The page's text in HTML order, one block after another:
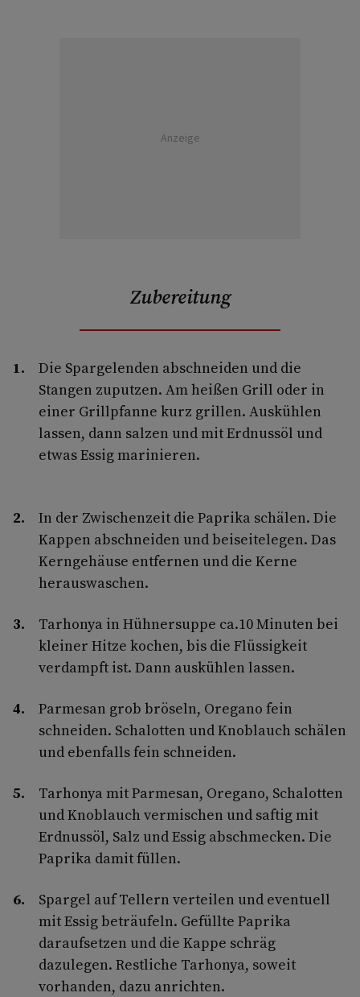
Anzeige
Zubereitung
Die Spargelenden abschneiden und die
Stangen zuputzen. Am heißen Grill oder in
einer Grillpfanne kurz grillen. Auskühlen
lassen, dann salzen und mit Erdnussöl und
etwas Essig marinieren.
In der Zwischenzeit die Paprika schälen. Die
Kappen abschneiden und beiseitelegen. Das
Kerngehäuse entfernen und die Kerne
herauswaschen.
Tarhonya in Hühnersuppe ca.10 Minuten bei
kleiner Hitze kochen, bis die Flüssigkeit
verdampft ist. Dann auskühlen lassen.
Parmesan grob bröseln, Oregano fein
schneiden. Schalotten und Knoblauch schälen
und ebenfalls fein schneiden.
Tarhonya mit Parmesan, Oregano, Schalotten
und Knoblauch vermischen und saftig mit
Erdnussöl, Salz und Essig abschmecken. Die
Paprika damit füllen.
Spargel auf Tellern verteilen und eventuell
mit Essig beträufeln. Gefüllte Paprika
daraufsetzen und die Kappe schräg
dazulegen. Restliche Tarhonya, soweit
vorhanden, dazu anrichten.